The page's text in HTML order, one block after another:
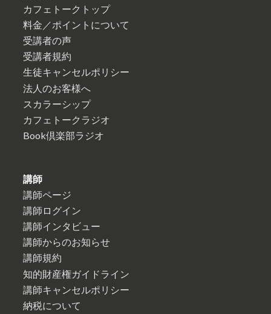
カフェトークトップ
料金／ポイントについて
受講者の声
受講者規約
生徒キャンセルポリシー
法人のお客様へ
スカラーシップ
カフェトークラジオ
Book倶楽部ラジオ
講師
講師ページ
講師ログイン
講師インタビュー
講師からのお知らせ
講師規約
知的財産権ガイドライン
講師キャンセルポリシー
納税について